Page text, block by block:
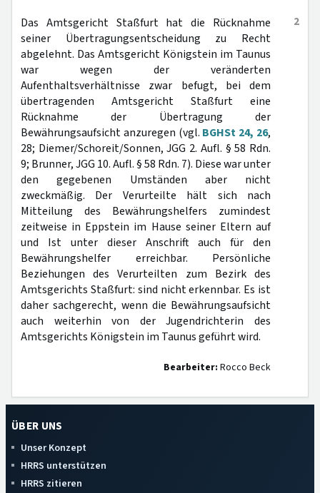
2
Das Amtsgericht Staßfurt hat die Rücknahme
seiner Übertragungsentscheidung zu Recht
abgelehnt. Das Amtsgericht Königstein im Taunus
war wegen der veränderten
Aufenthaltsverhältnisse zwar befugt, bei dem
übertragenden Amtsgericht Staßfurt eine
Rücknahme der Übertragung der
Bewährungsaufsicht anzuregen (vgl. BGHSt 24, 26,
28; Diemer/Schoreit/Sonnen, JGG 2. Aufl. § 58 Rdn.
9; Brunner, JGG 10. Aufl. § 58 Rdn. 7). Diese war unter
den gegebenen Umständen aber nicht
zweckmäßig. Der Verurteilte hält sich nach
Mitteilung des Bewährungshelfers zumindest
zeitweise in Eppstein im Hause seiner Eltern auf
und Ist unter dieser Anschrift auch für den
Bewährungshelfer erreichbar. Persönliche
Beziehungen des Verurteilten zum Bezirk des
Amtsgerichts Staßfurt: sind nicht erkennbar. Es ist
daher sachgerecht, wenn die Bewährungsaufsicht
auch weiterhin von der Jugendrichterin des
Amtsgerichts Königstein im Taunus geführt wird.
Bearbeiter: Rocco Beck
ÜBER UNS
Unser Konzept
HRRS unterstützen
HRRS zitieren